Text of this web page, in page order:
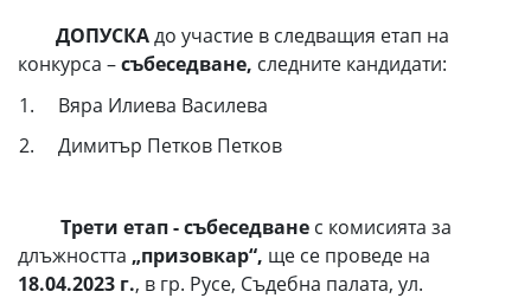
ДОПУСКАдо участие в следващия етап на
конкурса –събеседване, следните кандидати:
1. Вяра Илиева Василева
2. Димитър Петков Петков
Трети етап - събеседване с комисията за
длъжността „призовкар“, ще се проведе на
18.04.2023 г., в гр. Русе, Съдебна палата, ул.